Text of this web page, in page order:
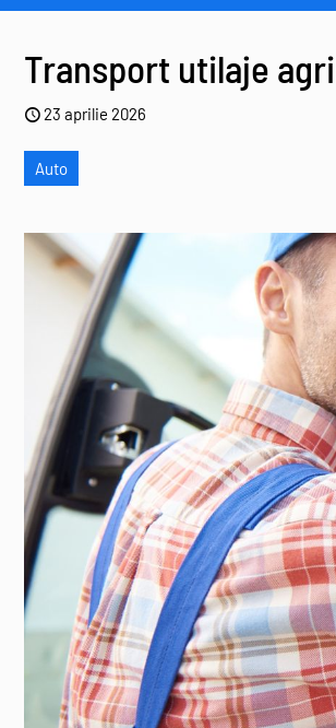
Transport utilaje
23 aprilie 2026
Auto